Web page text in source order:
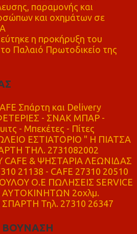
παραμονής και
και οχημάτων σε
η προκήρυξη του
Παλαιό Πρωτοδικείο της
Σπάρτη και Delivery
- ΣΝΑΚ ΜΠΑΡ -
- Μπεκέτες - Πίτες
ΕΣΤΙΑΤΟΡΙΟ " Η ΠΙΑΤΣΑ
ΤΗΛ. 2731082002
CAFE & ΨΗΣΤΑΡΙΑ ΛΕΩΝΙΔΑΣ
21138 - CAFE 27310 20510
Ο.Ε ΠΩΛΗΣΕΙΣ SERVICE
2οχλμ.
ΣΠΑΡΤΗ Τηλ. 27310 26347
ΒΟΥΝΑΣΗ